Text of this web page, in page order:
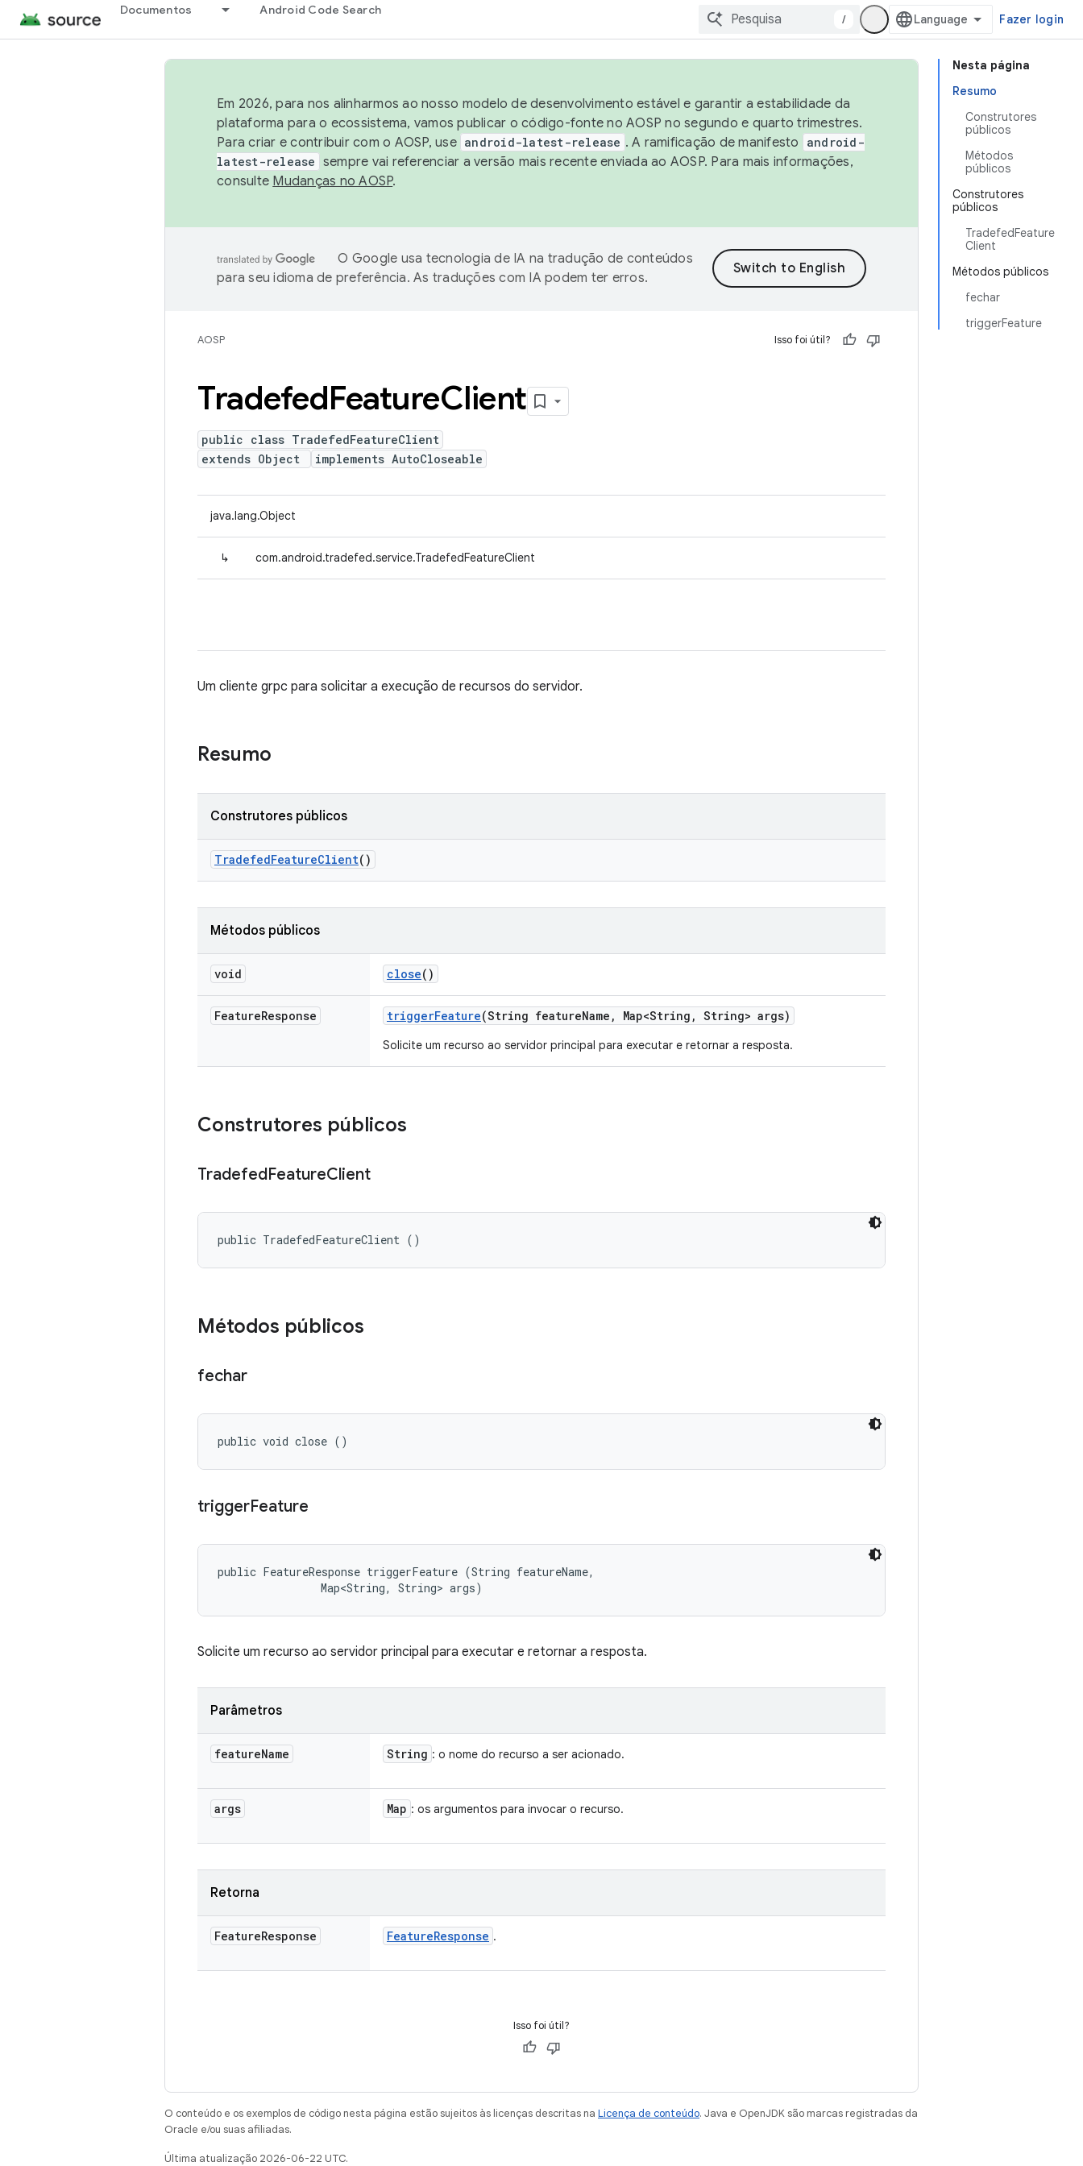
Documentos Android Code Search
/ Fazer login
Nesta página
Resumo
Construtores
públicos
Métodos
públicos
Construtores
públicos
TradefedFeature
Client
Métodos públicos
fechar
triggerFeature
Em 2026, para nos alinharmos ao nosso modelo de desenvolvimento estável e garantir a estabilidade da
plataforma para o ecossistema, vamos publicar o código-fonte no AOSP no segundo e quarto trimestres.
Para criar e contribuir com o AOSP, use android-latest-release . A ramificação de manifesto
android-
latest-release sempre vai referenciar a versão mais recente enviada ao AOSP. Para mais informações,
consulte Mudanças no AOSP.
O Google usa tecnologia de IA na tradução de conteúdos
para seu idioma de preferência. As traduções com IA podem ter erros.
AOSP Isso foi útil?
TradefedFeatureClient
public class TradefedFeatureClient
extends Object
implements AutoCloseable
java.lang.Object
↳ com.android.tradefed.service.TradefedFeatureClient
Um cliente grpc para solicitar a execução de recursos do servidor.
Resumo
Construtores públicos
TradefedFeatureClient()
Métodos públicos
void close()
FeatureResponse triggerFeature(String featureName , Map<String , String> args)
Solicite um recurso ao servidor principal para executar e retornar a resposta.
Construtores públicos
TradefedFeatureClient
public TradefedFeatureClient ()
Métodos públicos
fechar
public void close ()
triggerFeature
public FeatureResponse triggerFeature (String featureName,
                Map<String, String> args)
Solicite um recurso ao servidor principal para executar e retornar a resposta.
Parâmetros
featureName String : o nome do recurso a ser acionado.
args Map : os argumentos para invocar o recurso.
Retorna
FeatureResponse FeatureResponse .
Isso foi útil?
O conteúdo e os exemplos de código nesta página estão sujeitos às licenças descritas na Licença de conteúdo. Java e OpenJDK são marcas registradas da
Oracle e/ou suas afiliadas.
Última atualização 2026-06-22 UTC.